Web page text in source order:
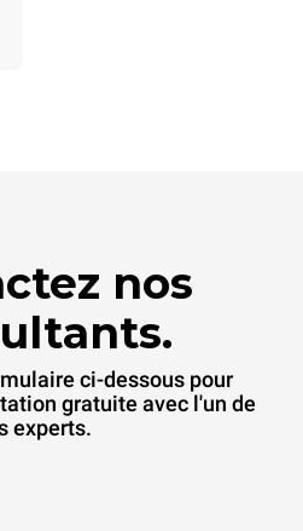
nos
ci-dessous pour
gratuite avec l'un de
experts.